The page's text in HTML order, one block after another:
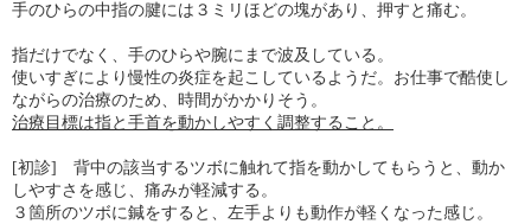
手のひらの中指の腱には３ミリほどの塊があり、押すと痛む。
指だけでなく、手のひらや腕にまで波及している。
使いすぎにより慢性の炎症を起こしているようだ。お仕事で酷使し
ながらの治療のため、時間がかかりそう。
治療目標は指と手首を動かしやすく調整すること。
[初診] 背中の該当するツボに触れて指を動かしてもらうと、動か
しやすさを感じ、痛みが軽減する。
３箇所のツボに鍼をすると、左手よりも動作が軽くなった感じ。